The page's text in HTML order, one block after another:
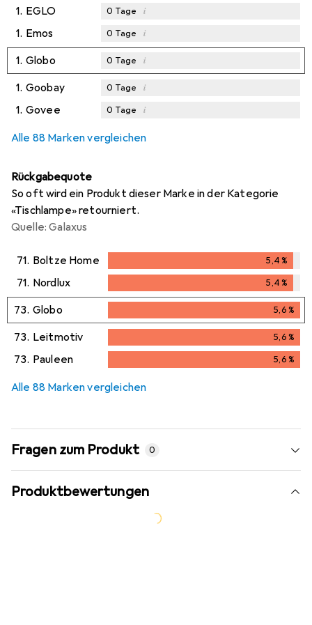
1. EGLO 0 Tage i
1. Emos 0 Tage i
1. Globo 0 Tage i
1. Goobay 0 Tage i
1. Govee 0 Tage i
Alle 88 Marken vergleichen
Rückgabequote
So oft wird ein Produkt dieser Marke in der Kategorie
«Tischlampe» retourniert.
Quelle: Galaxus
71. Boltze Home 5,4%
5,4%
71. Nordlux 5,4%
5,4%
73. Globo 5,6%
5,6%
73. Leitmotiv 5,6%
5,6%
73. Pauleen 5,6%
Alle 88 Marken vergleichen
Fragen zum Produkt 0
Produktbewertungen